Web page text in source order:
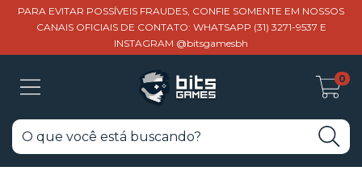
PARA EVITAR POSSÍVEIS FRAUDES, CONFIE SOMENTE EM NOSSOS
CANAIS OFICIAIS DE CONTATO: WHATSAPP (31) 3271-9537 E
INSTAGRAM @bitsgamesbh
0